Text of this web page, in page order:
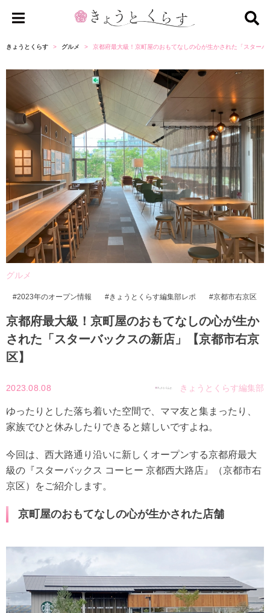
ょ
と
ら
きょうとくらす グルメ 京都府最大級！京町屋のおもてなしの心が生かされた「スター
グルメ
2023年のオープン情報 きょうとくらす編集部レポ 京都市右京区
京都府最大級！京町屋のおもてなしの心が生か
された「スターバックスの新店」【京都市右京
区】
2023.08.08 きょうとくらす編集部
ゆったりとした落ち着いた空間で、ママ友と集まったり、
家族でひと休みしたりできると嬉しいですよね。
今回は、西大路通り沿いに新しくオープンする京都府最大
級の『スターバックス コーヒー 京都西大路店』（京都市右
京区）をご紹介します。
京町屋のおもてなしの心が生かされた店舗